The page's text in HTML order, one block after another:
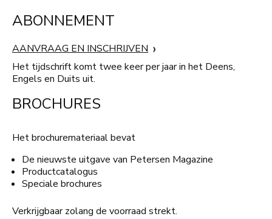
ABONNEMENT
AANVRAAG EN INSCHRIJVEN
Het tijdschrift komt twee keer per jaar in het Deens,
Engels en Duits uit.
BROCHURES
Het brochuremateriaal bevat
De nieuwste uitgave van Petersen Magazine
Productcatalogus
Speciale brochures
Verkrijgbaar zolang de voorraad strekt.